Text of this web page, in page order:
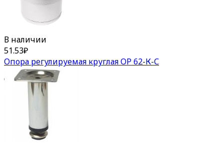
В наличии
51.53₽
Опора регулируемая круглая ОР 62-К-С